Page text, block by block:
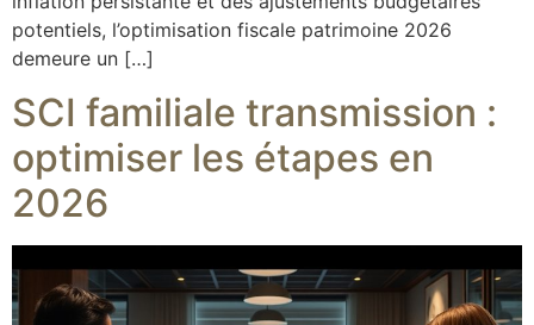
potentiels, l’optimisation fiscale patrimoine 2026
demeure un […]
SCI familiale transmission :
optimiser les étapes en
2026